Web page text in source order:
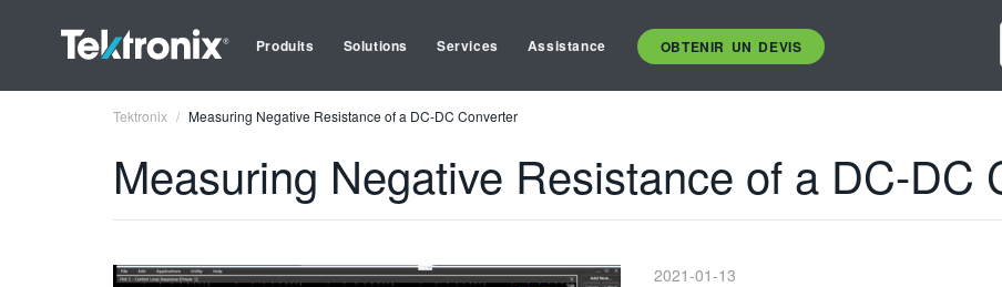
Produits Solutions Services Assistance OBTENIR UN DEVIS
Tektronix Measuring Negative Resistance of a DC-DC Converter
Measuring Negative Resistance of a DC-DC
2021-01-13